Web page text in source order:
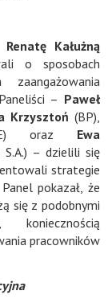
Renatę Kałużną
o sposobach
– Paweł
Krzysztoń (BP),
oraz Ewa
S.A.) – dzielili się
strategie
pokazał, że
się z podobnymi
pracowników